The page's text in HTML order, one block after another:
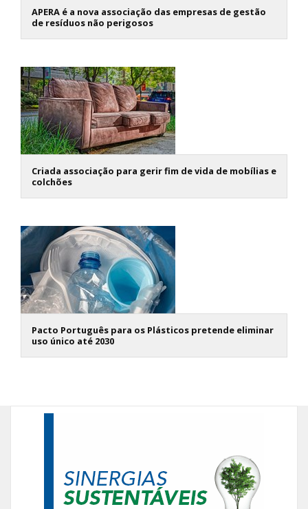
APERA é a nova associação das empresas de gestão
de resíduos não perigosos
Criada associação para gerir fim de vida de mobílias e
colchões
Pacto Português para os Plásticos pretende eliminar
uso único até 2030